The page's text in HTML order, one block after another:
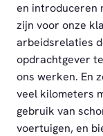
en introduceren
zijn voor onze
arbeidsrelaties
opdrachtgever
ons werken. En
veel kilometers
gebruik van
voertuigen, en